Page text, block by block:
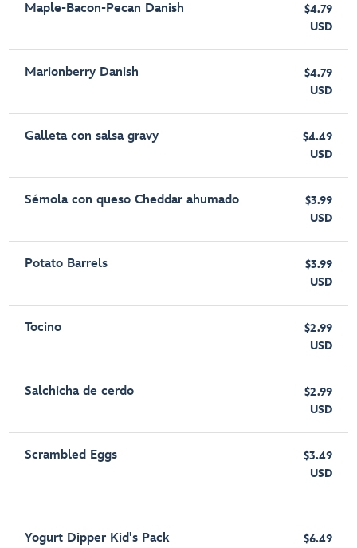
Maple-Bacon-Pecan Danish
$4.79
USD
Marionberry Danish
$4.79
USD
Galleta con salsa gravy
$4.49
USD
Sémola con queso Cheddar ahumado
$3.99
USD
Potato Barrels
$3.99
USD
Tocino
$2.99
USD
Salchicha de cerdo
$2.99
USD
Scrambled Eggs
$3.49
USD
Yogurt Dipper Kid's Pack
$6.49